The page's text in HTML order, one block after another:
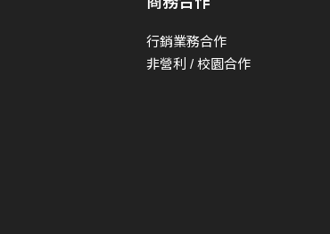
行銷業務合作
非營利 / 校園合作